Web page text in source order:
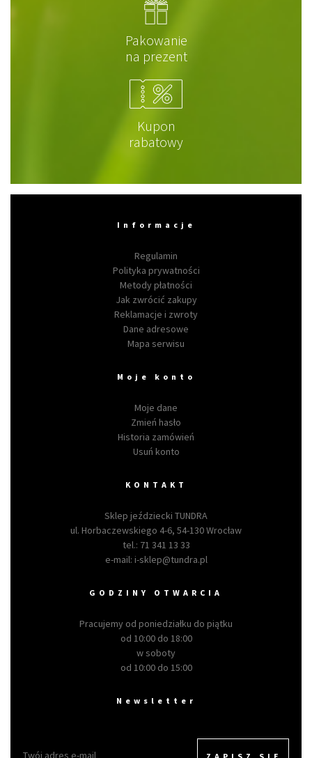
Pakowanie
na prezent
Kupon
rabatowy
Informacje
Regulamin
Polityka prywatności
Metody płatności
Jak zwrócić zakupy
Reklamacje i zwroty
Dane adresowe
Mapa serwisu
Moje konto
Moje dane
Zmień hasło
Historia zamówień
Usuń konto
KONTAKT
Sklep jeździecki TUNDRA
ul. Horbaczewskiego 4-6, 54-130 Wrocław
tel.: 71 341 13 33
e-mail: i-sklep@tundra.pl
GODZINY OTWARCIA
Pracujemy od poniedziałku do piątku
od 10:00 do 18:00
w soboty
od 10:00 do 15:00
Newsletter